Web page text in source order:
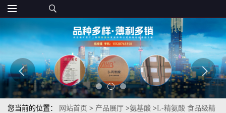
您当前的位置： 网站首页 > 产品展厅 >氨基酸 >L-精氨酸 食品级精